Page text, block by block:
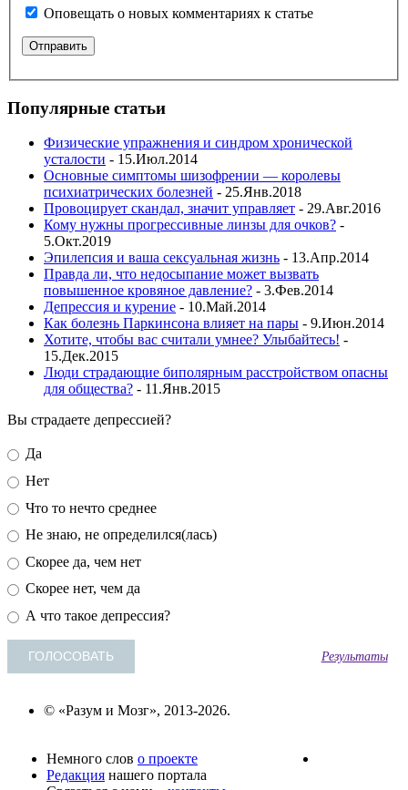
Оповещать о новых комментариях к статье
Популярные статьи
Физические упражнения и синдром хронической
усталости - 15.Июл.2014
Основные симптомы шизофрении — королевы
психиатрических болезней - 25.Янв.2018
Провоцирует скандал, значит управляет - 29.Авг.2016
Кому нужны прогрессивные линзы для очков? -
5.Окт.2019
Эпилепсия и ваша сексуальная жизнь - 13.Апр.2014
Правда ли, что недосыпание может вызвать
повышенное кровяное давление? - 3.Фев.2014
Депрессия и курение - 10.Май.2014
Как болезнь Паркинсона влияет на пары - 9.Июн.2014
Хотите, чтобы вас считали умнее? Улыбайтесь! -
15.Дек.2015
Люди страдающие биполярным расстройством опасны
для общества? - 11.Янв.2015
Вы страдаете депрессией?
Да
Нет
Что то нечто среднее
Не знаю, не определился(лась)
Скорее да, чем нет
Скорее нет, чем да
А что такое депрессия?
Результаты
© «Разум и Мозг», 2013-2026.
Немного слов о проекте
Редакция нашего портала